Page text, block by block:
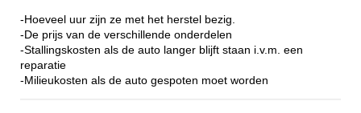
-Hoeveel uur zijn ze met het herstel bezig.
-De prijs van de verschillende onderdelen
-Stallingskosten als de auto langer blijft staan i.v.m. een
reparatie
-Milieukosten als de auto gespoten moet worden